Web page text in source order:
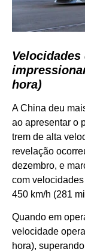
Velocidades
hora)
A China deu
ao apresentar o
trem de alta
revelação
dezembro, e
com
450 km/h (281
Quando em
velocidade
hora),